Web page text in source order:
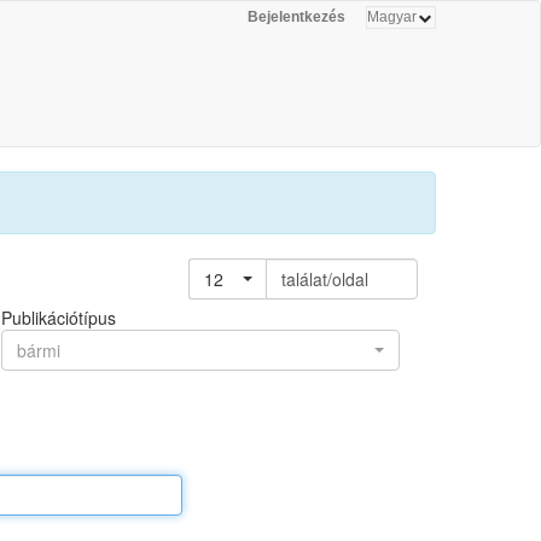
Bejelentkezés
12
találat/oldal
Publikációtípus
bármi